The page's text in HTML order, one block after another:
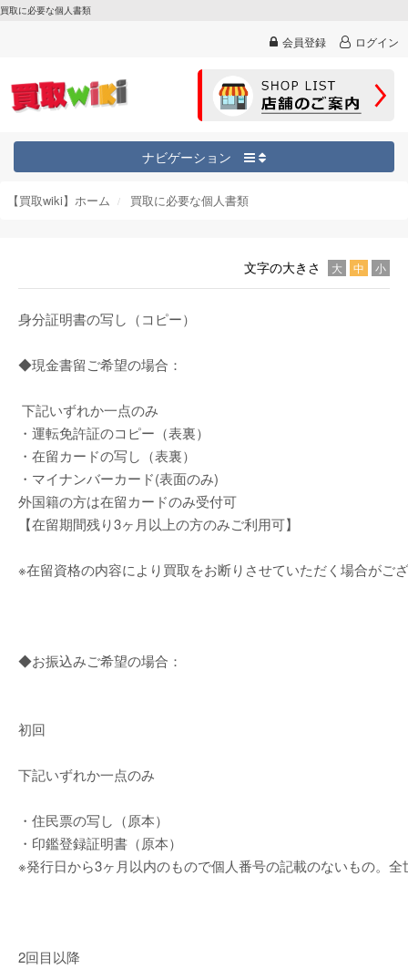
買取に必要な個人書類
会員登録 ログイン
ナビゲーション
【買取wiki】ホーム 買取に必要な個人書類
文字の大きさ 大 中 小
身分証明書の写し（コピー）
◆現金書留ご希望の場合：
下記いずれか一点のみ
・運転免許証のコピー（表裏）
・在留カードの写し（表裏）
・マイナンバーカード(表面のみ)
外国籍の方は在留カードのみ受付可
【在留期間残り3ヶ月以上の方のみご利用可】
※在留資格の内容により買取をお断りさせていただく場合がご
◆お振込みご希望の場合：
初回
下記いずれか一点のみ
・住民票の写し（原本）
・印鑑登録証明書（原本）
※発行日から3ヶ月以内のもので個人番号の記載のないもの。
2回目以降